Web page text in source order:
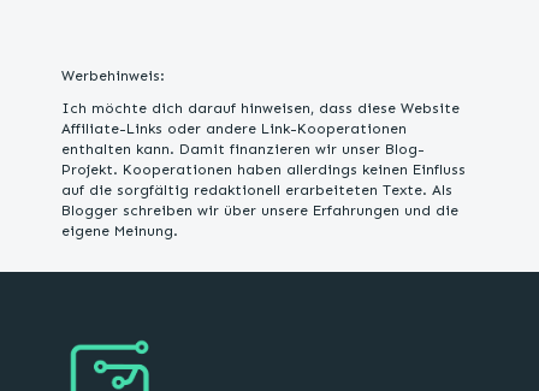
Werbehinweis:
Ich möchte dich darauf hinweisen, dass diese Website
Affiliate-Links oder andere Link-Kooperationen
enthalten kann. Damit finanzieren wir unser Blog-
Projekt. Kooperationen haben allerdings keinen Einfluss
auf die sorgfältig redaktionell erarbeiteten Texte. Als
Blogger schreiben wir über unsere Erfahrungen und die
eigene Meinung.